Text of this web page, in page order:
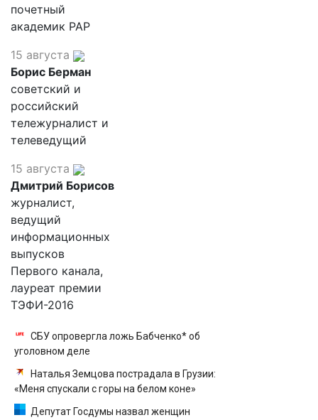
почетный
академик РАР
15 августа
Борис Берман
советский и
российский
тележурналист и
телеведущий
15 августа
Дмитрий Борисов
журналист,
ведущий
информационных
выпусков
Первого канала,
лауреат премии
ТЭФИ-2016
СБУ опровергла ложь Бабченко* об
уголовном деле
Наталья Земцова пострадала в Грузии:
«Меня спускали с горы на белом коне»
Депутат Госдумы назвал женщин